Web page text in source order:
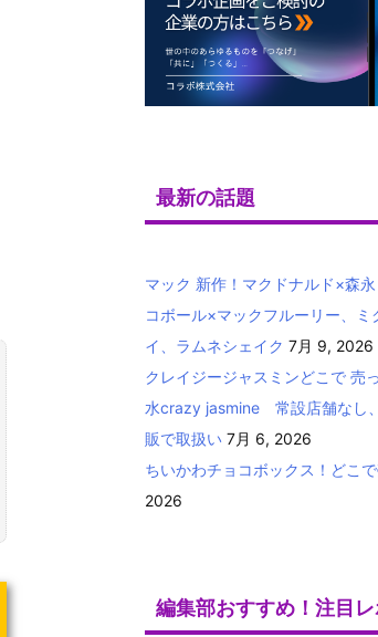
最新の話題
マック 新作！マクドナルド×森
コボール×マックフルーリー、ミ
イ、ラムネシェイク 7月 9, 2026
クレイジージャスミンどこで 売
水crazy jasmine 常設店舗なし
販で取扱い 7月 6, 2026
ちいかわチョコボックス！どこ
2026
編集部おすすめ！注目レ